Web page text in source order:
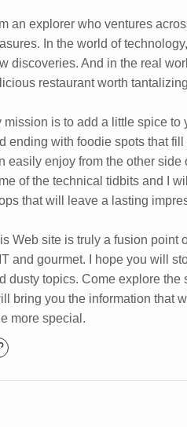
an explorer who ventures
In the world of
discoveries. And in the real
restaurant worth
mission is to add a little spice
ending with foodie spots that
easily enjoy from the other side
of the technical tidbits and I
that will leave a lasting
Web site is truly a fusion point
and gourmet. I hope you will
dusty topics. Come explore
bring you the information that
more special.